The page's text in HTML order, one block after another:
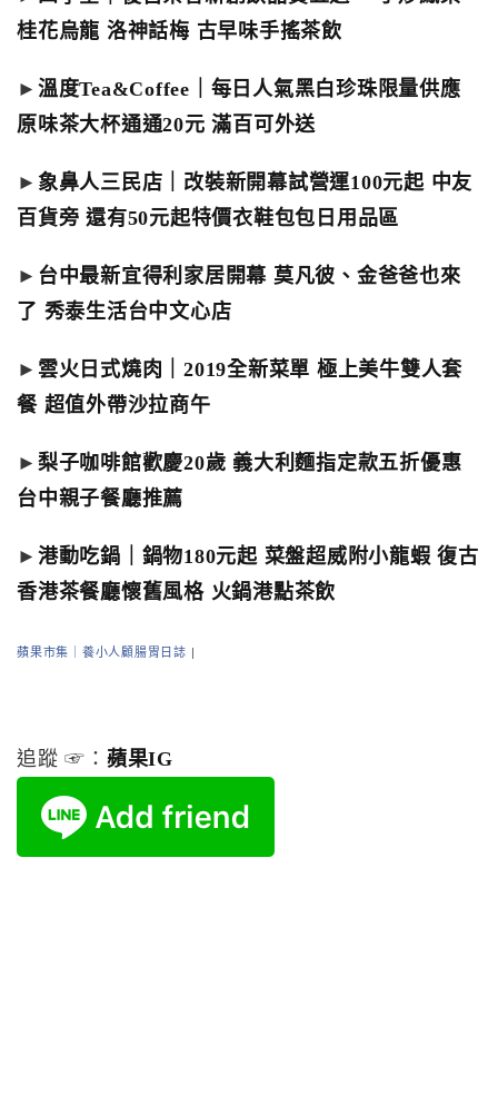
桂花烏龍 洛神話梅 古早味手搖茶飲
► 溫度Tea&Coffee｜每日人氣黑白珍珠限量供應
原味茶大杯通通20元 滿百可外送
► 象鼻人三民店｜改裝新開幕試營運100元起 中友
百貨旁 還有50元起特價衣鞋包包日用品區
► 台中最新宜得利家居開幕 莫凡彼、金爸爸也來
了 秀泰生活台中文心店
► 雲火日式燒肉｜2019全新菜單 極上美牛雙人套
餐 超值外帶沙拉商午
► 梨子咖啡館歡慶20歲 義大利麵指定款五折優惠
台中親子餐廳推薦
► 港動吃鍋｜鍋物180元起 菜盤超威附小龍蝦 復古
香港茶餐廳懷舊風格 火鍋港點茶飲
蘋果市集｜養小人顧腸胃日誌 |
追蹤 ☞： 蘋果IG